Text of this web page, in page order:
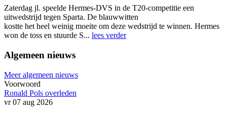
Zaterdag jl. speelde Hermes-DVS in de T20-competitie een
uitwedstrijd tegen Sparta. De blauwwitten
kostte het heel weinig moeite om deze wedstrijd te winnen. Hermes
won de toss en stuurde S... lees verder
Algemeen nieuws
Meer algemeen nieuws
Voorwoord
Ronald Pols overleden
vr 07 aug 2026